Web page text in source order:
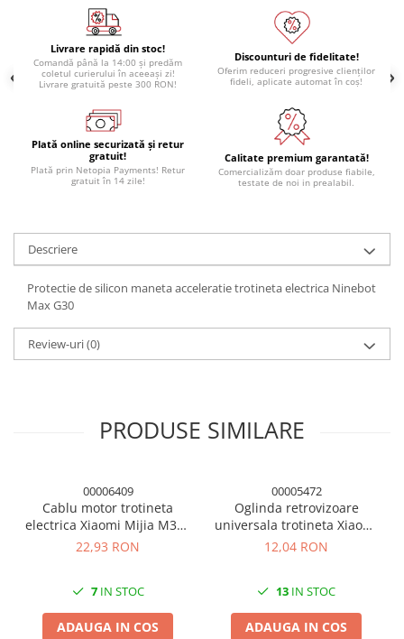
Termostate
Ecrane LCD, TFT, OLED
Motoare si variatoare
Motoare
Variatoare turatie motoare
Surse de alimentare
Alimentatoare AC-DC
Convertoare DC-DC
Panouri solare
Aparate de masura si testare
Scule manuale si electrice
Lipit si accesorii lipit
Cabluri si conectori
Cabluri si adaptoare
Componente electronice
Rezistente si termistori
Livrare rapidă din stoc!
Comandă până la 14:00 și predăm
coletul curierului în aceeași zi!
Livrare gratuită peste 300 RON!
Discounturi de fidelitate!
Oferim reduceri progresive clienților
fideli, aplicate automat în coș!
Plată online securizată și retur
gratuit!
Plată prin Netopia Payments! Retur
gratuit în 14 zile!
Calitate premium garantată!
Comercializăm doar produse fiabile,
testate de noi in prealabil.
Descriere
Protectie de silicon maneta acceleratie trotineta electrica Ninebot
Max G30
Review-uri(0)
PRODUSE SIMILARE
00006409
Cablu motor trotineta
electrica Xiaomi Mijia M365
/ M365 Pro / Pro 2 / 1S
22,93 RON
7IN STOC
ADAUGA IN COS
00005472
Oglinda retrovizoare
universala trotineta Xiaomi
M365/ M365 PRO
12,04 RON
13 IN STOC
ADAUGA IN COS